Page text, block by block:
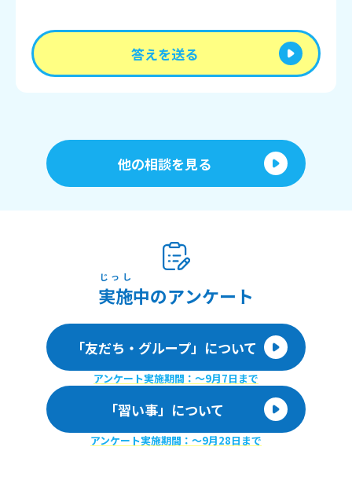
答えを送る
他の相談を見る
実施
じっし
中のアンケート
「友だち・グループ」について
アンケート実施期間：〜9月7日まで
「習い事」について
アンケート実施期間：〜9月28日まで